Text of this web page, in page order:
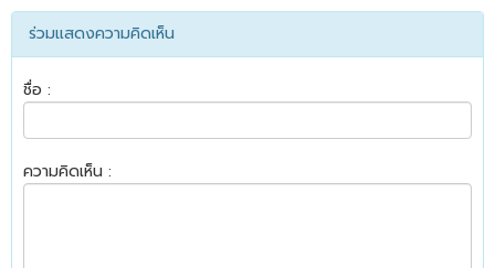
ร่วมแสดงความคิดเห็น
ชื่อ :
ความคิดเห็น :